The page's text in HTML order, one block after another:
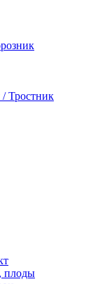
/ Тростник
плоды